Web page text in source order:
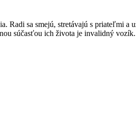
Radi sa smejú, stretávajú s priateľmi a
súčasťou ich života je invalidný vozík.